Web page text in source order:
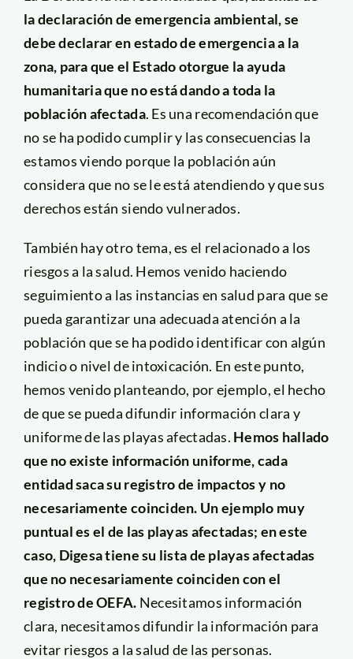
la declaración de emergencia ambiental, se
debe declarar en estado de emergencia a la
zona, para que el Estado otorgue la ayuda
humanitaria que no está dando a toda la
población afectada. Es una recomendación que
no se ha podido cumplir y las consecuencias la
estamos viendo porque la población aún
considera que no se le está atendiendo y que sus
derechos están siendo vulnerados.
También hay otro tema, es el relacionado a los
riesgos a la salud. Hemos venido haciendo
seguimiento a las instancias en salud para que se
pueda garantizar una adecuada atención a la
población que se ha podido identificar con algún
indicio o nivel de intoxicación. En este punto,
hemos venido planteando, por ejemplo, el hecho
de que se pueda difundir información clara y
uniforme de las playas afectadas. Hemos hallado
que no existe información uniforme, cada
entidad saca su registro de impactos y no
necesariamente coinciden. Un ejemplo muy
puntual es el de las playas afectadas; en este
caso, Digesa tiene su lista de playas afectadas
que no necesariamente coinciden con el
registro de OEFA. Necesitamos información
clara, necesitamos difundir la información para
evitar riesgos a la salud de las personas.